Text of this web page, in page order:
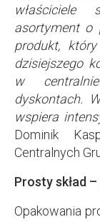
asortyment o
produkt,
dzisiejszego
w
dyskontach.
wspiera
Dominik
Centralnych
Prosty skład
Opakowania